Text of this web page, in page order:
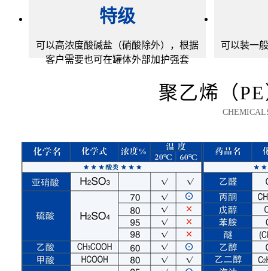
特级
可以高浓度酸碱盐（硝酸除外），根据
客户需要也可在罐体外部加护强套
可以装一
聚乙烯（